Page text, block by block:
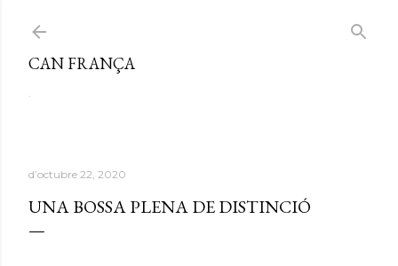
CAN FRANÇA
.
d’octubre 22, 2020
UNA BOSSA PLENA DE DISTINCIÓ